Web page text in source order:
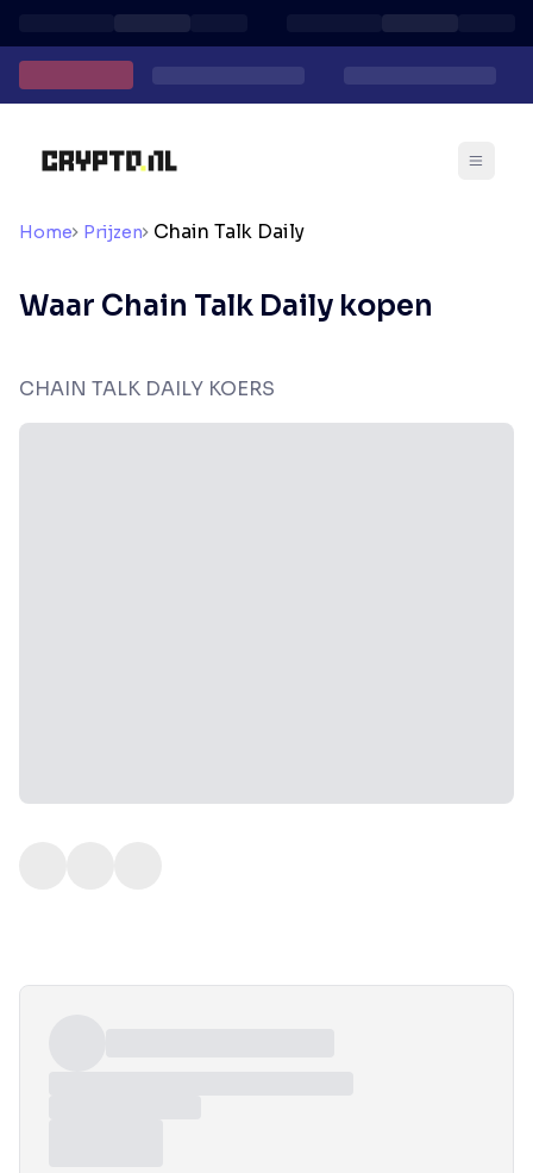
Home Prijzen Chain Talk Daily
Waar Chain Talk Daily kopen
CHAIN TALK DAILY KOERS